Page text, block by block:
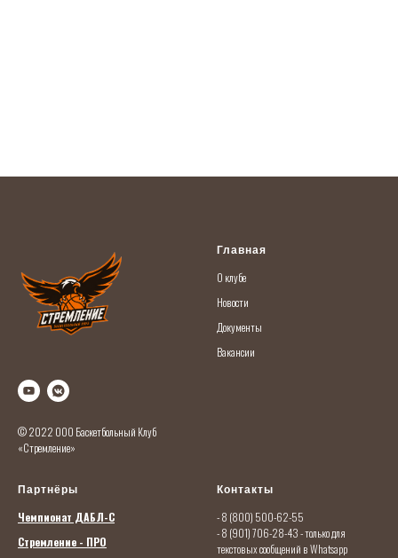
© 2022 ООО Баскетбольный Клуб
«Стремление»
Главная
О клубе
Новости
Документы
Вакансии
Партнёры
Чемпионат ДАБЛ-С
Стремление - ПРО
Контакты
- 8 (800) 500-62-55
- 8 (901) 706-28-43- только для
текстовых сообщений в Whatsapp